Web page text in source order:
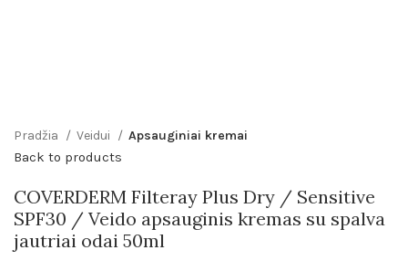
Pradžia Veidui Apsauginiai kremai
Back to products
COVERDERM Filteray Plus Dry / Sensitive
SPF30 / Veido apsauginis kremas su spalva
jautriai odai 50ml